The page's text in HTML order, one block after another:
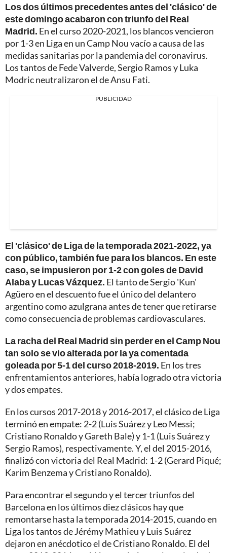
Los dos últimos precedentes antes del 'clásico' de
este domingo acabaron con triunfo del Real
Madrid. En el curso 2020-2021, los blancos vencieron
por 1-3 en Liga en un Camp Nou vacío a causa de las
medidas sanitarias por la pandemia del coronavirus.
Los tantos de Fede Valverde, Sergio Ramos y Luka
Modric neutralizaron el de Ansu Fati.
PUBLICIDAD
El 'clásico' de Liga de la temporada 2021-2022, ya
con público, también fue para los blancos. En este
caso, se impusieron por 1-2 con goles de David
Alaba y Lucas Vázquez. El tanto de Sergio 'Kun'
Agüero en el descuento fue el único del delantero
argentino como azulgrana antes de tener que retirarse
como consecuencia de problemas cardiovasculares.
La racha del Real Madrid sin perder en el Camp Nou
tan solo se vio alterada por la ya comentada
goleada por 5-1 del curso 2018-2019. En los tres
enfrentamientos anteriores, había logrado otra victoria
y dos empates.
En los cursos 2017-2018 y 2016-2017, el clásico de Liga
terminó en empate: 2-2 (Luis Suárez y Leo Messi;
Cristiano Ronaldo y Gareth Bale) y 1-1 (Luis Suárez y
Sergio Ramos), respectivamente. Y, el del 2015-2016,
finalizó con victoria del Real Madrid: 1-2 (Gerard Piqué;
Karim Benzema y Cristiano Ronaldo).
Para encontrar el segundo y el tercer triunfos del
Barcelona en los últimos diez clásicos hay que
remontarse hasta la temporada 2014-2015, cuando en
Liga los tantos de Jérémy Mathieu y Luis Suárez
dejaron en anécdotico el de Cristiano Ronaldo. El del